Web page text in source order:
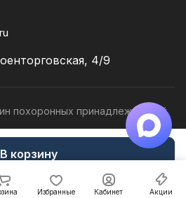
В корзину
Избранные Кабинет Акции
4/9
похоронных принадлежностей
Разработано в